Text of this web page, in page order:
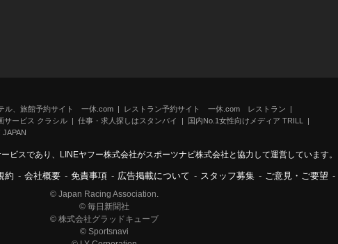
ル、旅館予約サイト 一休.com
レストラン予約サイト 一休.com レストラン
サービス クラシル 仕事・求人探しはスタンバイ
国内No.1女性向けメディア TRILL
JAPAN
ビスであり、LINEヤフー株式会社がスポーツナビ株式会社と協力して運営しています。
約 - 会社概要 - 免責事項 - 広告掲載について - スタッフ募集 - ご意見・ご要望 -
© Japan Racing Association.
© 毎日新聞社
© 株式会社グラッドキューブ
© Sportsnavi